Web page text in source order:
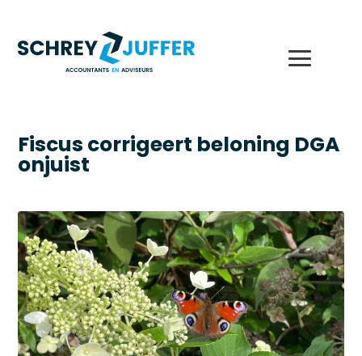
Fiscus corrigeert beloning DGA
onjuist